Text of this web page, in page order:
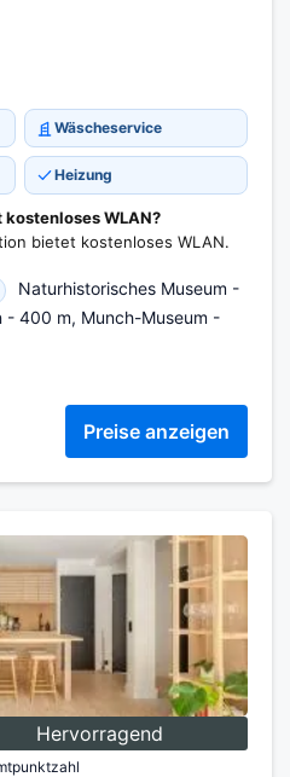
Wäscheservice
Heizung
WLAN?
bietet kostenloses WLAN.
Naturhistorisches Museum -
- 400 m, Munch-Museum -
Preise anzeigen
Hervorragend